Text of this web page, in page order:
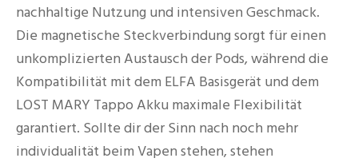
nachhaltige Nutzung und intensiven Geschmack.
Die magnetische Steckverbindung sorgt für einen
unkomplizierten Austausch der Pods, während die
Kompatibilität mit dem ELFA Basisgerät und dem
LOST MARY Tappo Akku maximale Flexibilität
garantiert. Sollte dir der Sinn nach noch mehr
individualität beim Vapen stehen, stehen